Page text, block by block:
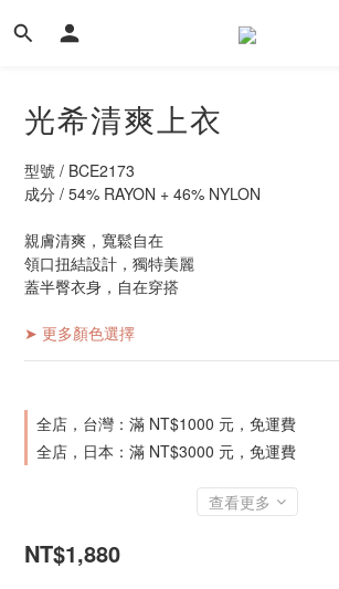
光希清爽上衣
型號 / BCE2173
成分 / 54% RAYON + 46% NYLON
親膚清爽，寬鬆自在
領口扭結設計，獨特美麗
蓋半臀衣身，自在穿搭
➤ 更多顏色選擇
全店，台灣：滿 NT$1000 元，免運費
全店，日本：滿 NT$3000 元，免運費
查看更多
NT$1,880